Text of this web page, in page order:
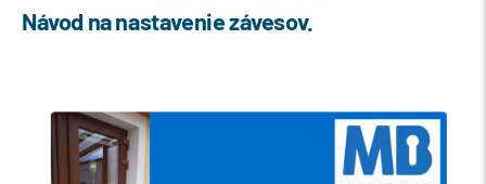
Návod na nastavenie závesov.